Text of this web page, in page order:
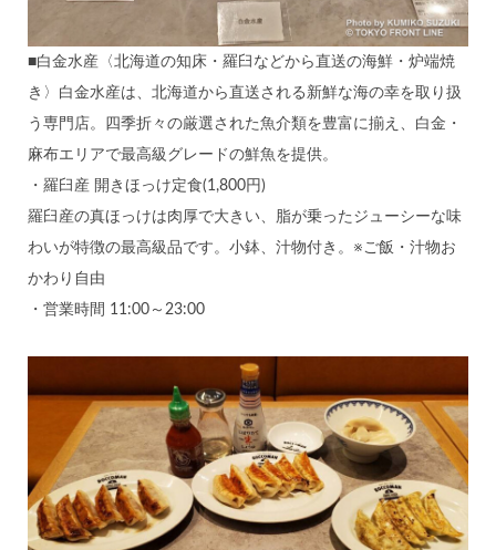
■白金水産〈北海道の知床・羅臼などから直送の海鮮・炉端焼
き〉白金水産は、北海道から直送される新鮮な海の幸を取り扱
う専門店。四季折々の厳選された魚介類を豊富に揃え、白金・
麻布エリアで最高級グレードの鮮魚を提供。
・羅臼産 開きほっけ定食(1,800円)
羅臼産の真ほっけは肉厚で大きい、脂が乗ったジューシーな味
わいが特徴の最高級品です。小鉢、汁物付き。※ご飯・汁物お
かわり自由
・営業時間 11:00～23:00